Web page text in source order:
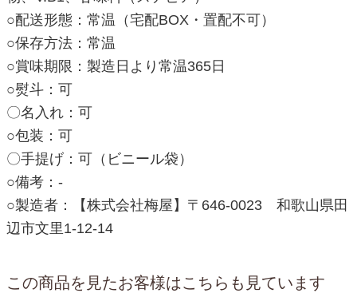
○配送形態：常温（宅配BOX・置配不可）
○保存方法：常温
○賞味期限：製造日より常温365日
○熨斗：可
〇名入れ：可
○包装：可
〇手提げ：可（ビニール袋）
○備考：-
○製造者：【株式会社梅屋】〒646-0023 和歌山県田
辺市文里1-12-14
この商品を見たお客様はこちらも見ています